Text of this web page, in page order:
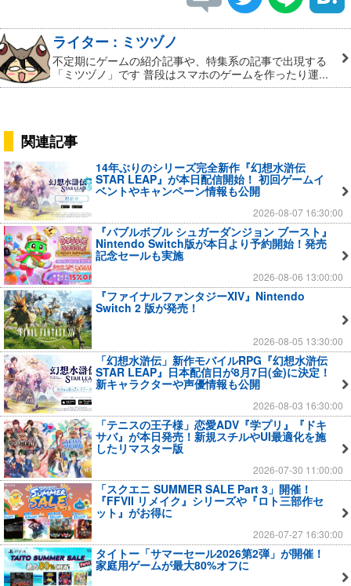
ライター : ミツヅノ
不定期にゲームの紹介記事や、特集系の記事で出現する
「ミツヅノ」です 普段はスマホのゲームを作ったり運...
関連記事
14年ぶりのシリーズ完全新作『幻想水滸伝
STAR LEAP』が本日配信開始！ 初回ゲームイ
ベントやキャンペーン情報も公開
2026-08-07 16:30:00
『バブルボブル シュガーダンジョン ブースト』
Nintendo Switch版が本日より予約開始！発売
記念セールも実施
2026-08-06 13:00:00
『ファイナルファンタジーXIV』Nintendo
Switch 2 版が発売！
2026-08-05 13:30:00
「幻想水滸伝」新作モバイルRPG『幻想水滸伝
STAR LEAP』日本配信日が8月7日(金)に決定！
新キャラクターや声優情報も公開
2026-08-03 16:30:00
「テニスの王子様」恋愛ADV『学プリ』『ドキ
サバ』が本日発売！新規スチルやUI最適化を施
したリマスター版
2026-07-30 11:00:00
「スクエニ SUMMER SALE Part 3」開催！
『FFVII リメイク』シリーズや『ロト三部作セ
ット』がお得に
2026-07-27 16:30:00
タイトー「サマーセール2026第2弾」が開催！
家庭用ゲームが最大80%オフに